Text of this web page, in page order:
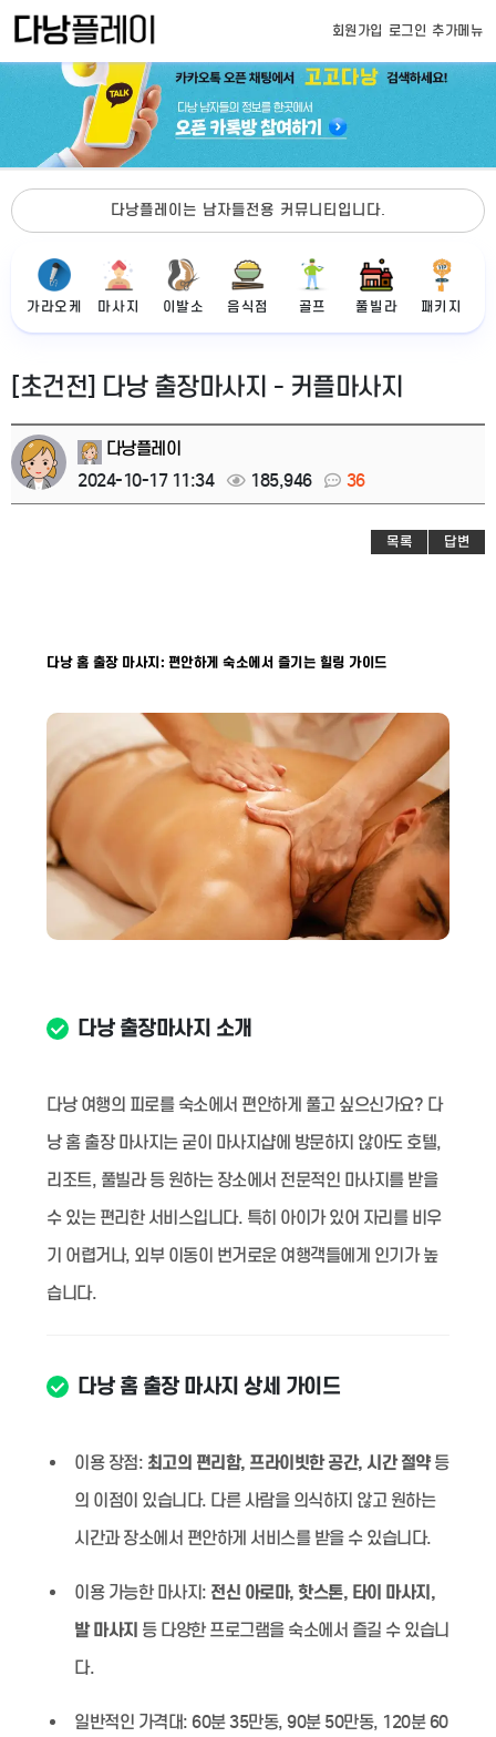
회원가입 로그인 추가메뉴
다낭플레이는 남자들전용 커뮤니티입니다.
가라오케 마사지 이발소 음식점 골프 풀빌라 패키지
[초건전] 다낭 출장마사지 - 커플마사지
다낭플레이
2024-10-17 11:34
185,946 36
목록 답변
다낭 홈 출장 마사지: 편안하게 숙소에서 즐기는 힐링 가이드
다낭 출장마사지 소개
다낭 여행의 피로를 숙소에서 편안하게 풀고 싶으신가요? 다
낭 홈 출장 마사지는 굳이 마사지샵에 방문하지 않아도 호텔,
리조트, 풀빌라 등 원하는 장소에서 전문적인 마사지를 받을
수 있는 편리한 서비스입니다. 특히 아이가 있어 자리를 비우
기 어렵거나, 외부 이동이 번거로운 여행객들에게 인기가 높
습니다.
다낭 홈 출장 마사지 상세 가이드
이용 장점: 최고의 편리함, 프라이빗한 공간, 시간 절약등
의 이점이 있습니다. 다른 사람을 의식하지 않고 원하는
시간과 장소에서 편안하게 서비스를 받을 수 있습니다.
이용 가능한 마사지: 전신 아로마, 핫스톤, 타이 마사지,
발 마사지 등 다양한 프로그램을 숙소에서 즐길 수 있습니
다.
일반적인 가격대: 60분 35만동, 90분 50만동, 120분 60